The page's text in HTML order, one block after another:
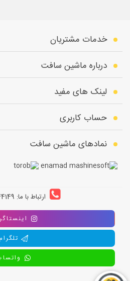
خدمات مشتریان
درباره ماشین سافت
لینک های مفید
حساب کاربری
نمادهای ماشین سافت
ارتباط با ما: 34444149 - 041
تلگرام